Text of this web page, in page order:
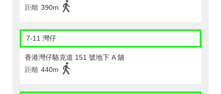
距離 390m
7-11 灣仔
香港灣仔駱克道 151 號地下 A 舖
距離 440m